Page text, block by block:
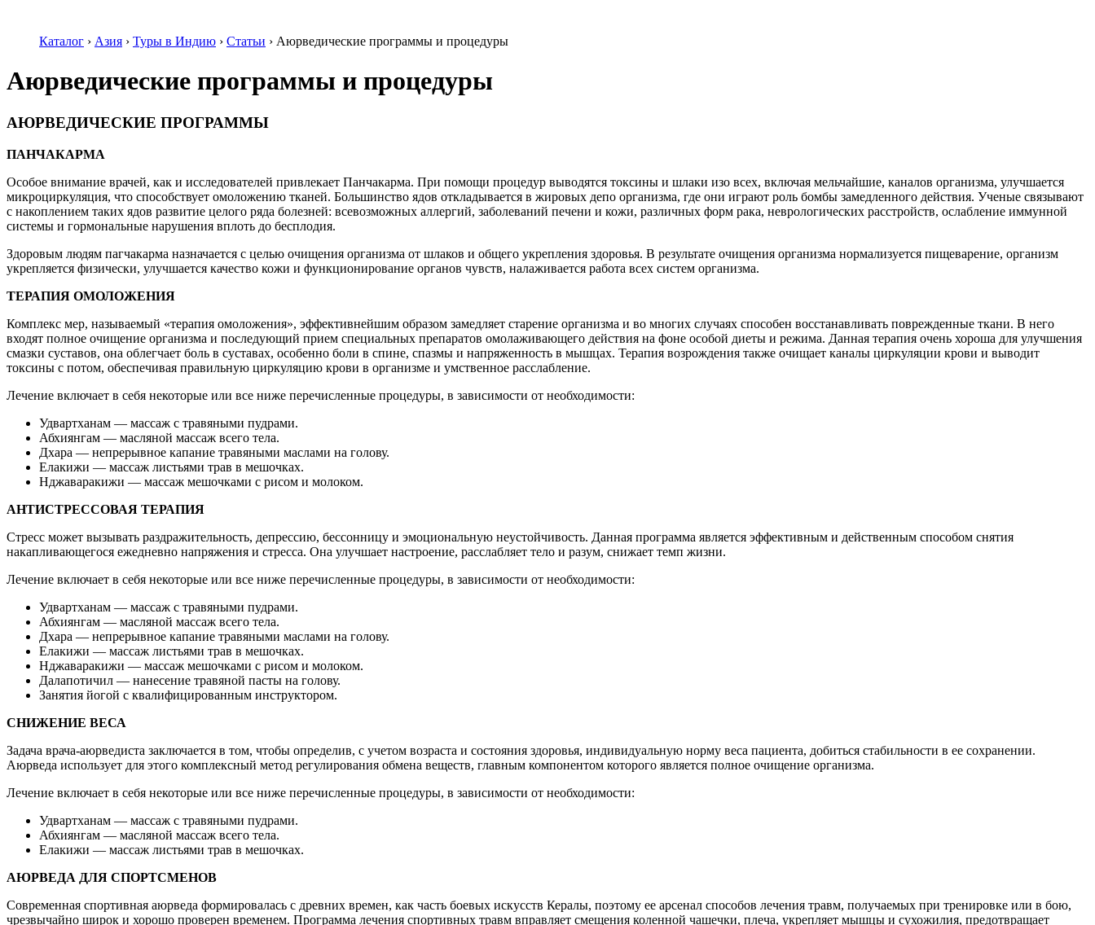
Каталог › Азия › Туры в Индию › Статьи › Аюрведические программы и процедуры
Аюрведические программы и процедуры
АЮРВЕДИЧЕСКИЕ ПРОГРАММЫ
ПАНЧАКАРМА
Особое внимание врачей, как и исследователей привлекает Панчакарма. При помощи процедур выводятся токсины и шлаки изо всех, включая мельчайшие, каналов организма, улучшается
микроциркуляция, что способствует омоложению тканей. Большинство ядов откладывается в жировых депо организма, где они играют роль бомбы замедленного действия. Ученые связывают
с накоплением таких ядов развитие целого ряда болезней: всевозможных аллергий, заболеваний печени и кожи, различных форм рака, неврологических расстройств, ослабление иммунной
системы и гормональные нарушения вплоть до бесплодия.
Здоровым людям пагчакарма назначается с целью очищения организма от шлаков и общего укрепления здоровья. В результате очищения организма нормализуется пищеварение, организм
укрепляется физически, улучшается качество кожи и функционирование органов чувств, налаживается работа всех систем организма.
ТЕРАПИЯ ОМОЛОЖЕНИЯ
Комплекс мер, называемый «терапия омоложения», эффективнейшим образом замедляет старение организма и во многих случаях способен восстанавливать поврежденные ткани. В него
входят полное очищение организма и последующий прием специальных препаратов омолаживающего действия на фоне особой диеты и режима. Данная терапия очень хороша для улучшения
смазки суставов, она облегчает боль в суставах, особенно боли в спине, спазмы и напряженность в мышцах. Терапия возрождения также очищает каналы циркуляции крови и выводит
токсины с потом, обеспечивая правильную циркуляцию крови в организме и умственное расслабление.
Лечение включает в себя некоторые или все ниже перечисленные процедуры, в зависимости от необходимости:
Удвартханам — массаж с травяными пудрами.
Абхиянгам — масляной массаж всего тела.
Дхара — непрерывное капание травяными маслами на голову.
Елакижи — массаж листьями трав в мешочках.
Нджаваракижи — массаж мешочками с рисом и молоком.
АНТИСТРЕССОВАЯ ТЕРАПИЯ
Стресс может вызывать раздражительность, депрессию, бессонницу и эмоциональную неустойчивость. Данная программа является эффективным и действенным способом снятия
накапливающегося ежедневно напряжения и стресса. Она улучшает настроение, расслабляет тело и разум, снижает темп жизни.
Лечение включает в себя некоторые или все ниже перечисленные процедуры, в зависимости от необходимости:
Удвартханам — массаж с травяными пудрами.
Абхиянгам — масляной массаж всего тела.
Дхара — непрерывное капание травяными маслами на голову.
Елакижи — массаж листьями трав в мешочках.
Нджаваракижи — массаж мешочками с рисом и молоком.
Далапотичил — нанесение травяной пасты на голову.
Занятия йогой с квалифицированным инструктором.
СНИЖЕНИЕ ВЕСА
Задача врача-аюрведиста заключается в том, чтобы определив, с учетом возраста и состояния здоровья, индивидуальную норму веса пациента, добиться стабильности в ее сохранении.
Аюрведа использует для этого комплексный метод регулирования обмена веществ, главным компонентом которого является полное очищение организма.
Лечение включает в себя некоторые или все ниже перечисленные процедуры, в зависимости от необходимости:
Удвартханам — массаж с травяными пудрами.
Абхиянгам — масляной массаж всего тела.
Елакижи — массаж листьями трав в мешочках.
АЮРВЕДА ДЛЯ СПОРТСМЕНОВ
Современная спортивная аюрведа формировалась с древних времен, как часть боевых искусств Кералы, поэтому ее арсенал способов лечения травм, получаемых при тренировке или в бою,
чрезвычайно широк и хорошо проверен временем. Программа лечения спортивных травм вправляет смещения коленной чашечки, плеча, укрепляет мышцы и сухожилия, предотвращает